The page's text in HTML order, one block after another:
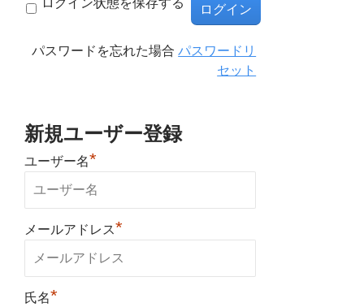
パスワードを忘れた場合パスワードリ
セット
新規ユーザー登録
ユーザー名*
メールアドレス*
氏名*